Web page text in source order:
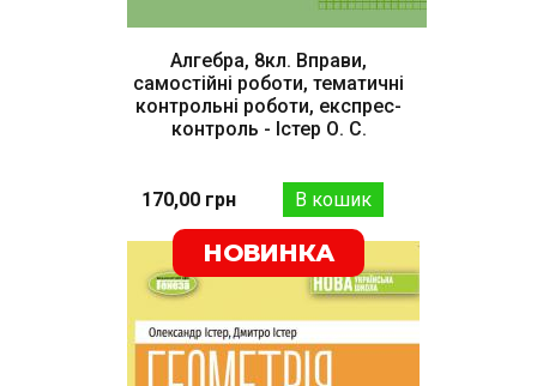
Алгебра, 8кл. Вправи,
самостійні роботи, тематичні
контрольні роботи, експрес-
контроль - Істер О. С.
170,00 грн
НОВИНКА